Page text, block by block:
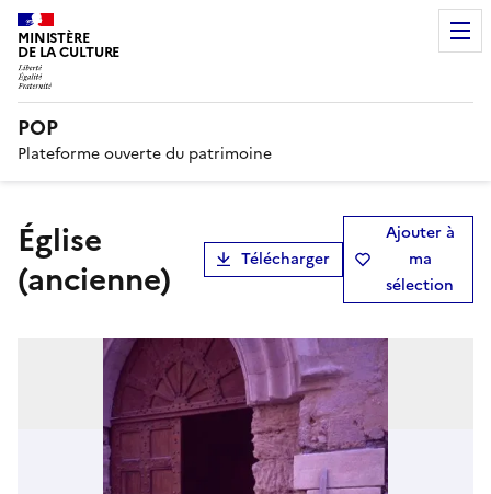
MINISTÈRE
DE LA CULTURE
POP
Plateforme ouverte du patrimoine
église
(ancienne)
Télécharger
Ajouter à
ma
sélection